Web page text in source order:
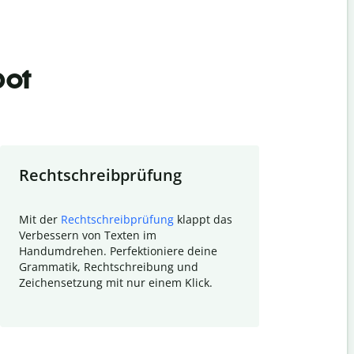
Rechtschreibprüfung
Mit der Rechtschreibprüfung klappt das
Verbessern von Texten im
Handumdrehen. Perfektioniere deine
Grammatik, Rechtschreibung und
Zeichensetzung mit nur einem Klick.